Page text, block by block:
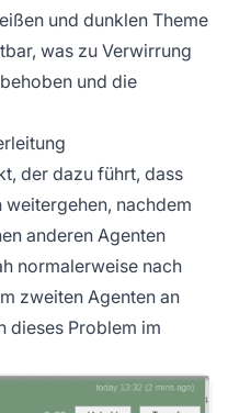
und dunklen Theme
was zu Verwirrung
und die
der dazu führt, dass
nachdem
anderen Agenten
normalerweise nach
zweiten Agenten an
dieses Problem im